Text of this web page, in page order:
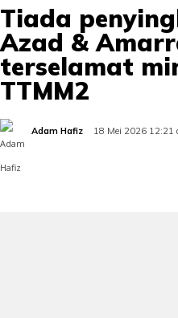
Tiada
Azad &
terselamat
TTMM2
Adam Hafiz 18 Mei 2026 12:21